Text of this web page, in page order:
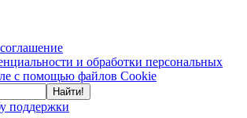
и обработки персональных
с помощью файлов Cookie
Найти!
поддержки